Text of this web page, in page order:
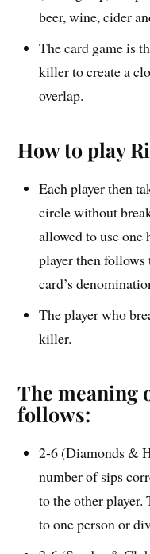
beer, wine, cider
The card game is
killer to create a
overlap.
How to play
Each player then
circle without
allowed to use one
player then follows
card’s
The player who
killer.
The meaning
follows:
2-6 (Diamonds &
number of sips
to the other player.
to one person or